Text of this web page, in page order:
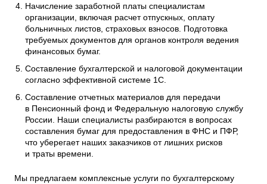
Начисление заработной платы специалистам
организации, включая расчет отпускных, оплату
больничных листов, страховых взносов. Подготовка
требуемых документов для органов контроля ведения
финансовых бумаг.
Составление бухгалтерской и налоговой документации
согласно эффективной системе 1С.
Составление отчетных материалов для передачи
в Пенсионный фонд и Федеральную налоговую службу
России. Наши специалисты разбираются в вопросах
составления бумаг для предоставления в ФНС и ПФР,
что уберегает наших заказчиков от лишних рисков
и траты времени.
Мы предлагаем комплексные услуги по бухгалтерскому